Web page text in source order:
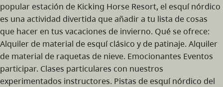
popular estación de Kicking Horse Resort, el esquí nórdico
es una actividad divertida que añadir a tu lista de cosas
que hacer en tus vacaciones de invierno. Qué se ofrece:
Alquiler de material de esquí clásico y de patinaje. Alquiler
de material de raquetas de nieve. Emocionantes Eventos
participar. Clases particulares con nuestros
experimentados instructores. Pistas de esquí nórdico del